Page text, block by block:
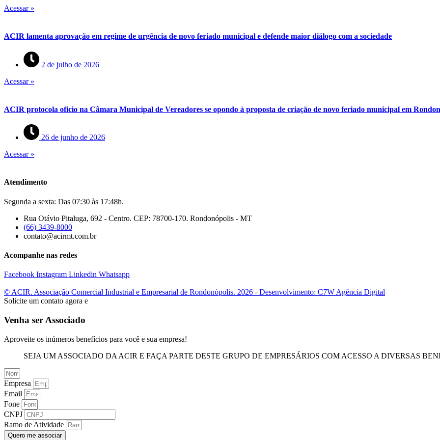
Acessar »
ACIR lamenta aprovação em regime de urgência de novo feriado municipal e defende maior diálogo com a sociedade
2 de julho de 2026
Acessar »
ACIR protocola oficio na Câmara Municipal de Vereadores se opondo à proposta de criação de novo feriado municipal em
26 de junho de 2026
Acessar »
Atendimento
Segunda a sexta: Das 07:30 às 17:48h.
Rua Otávio Pitaluga, 692 - Centro. CEP: 78700-170. Rondonópolis - MT
(66) 3439-8000
contato@acirmt.com.br
Acompanhe nas redes
Facebook Instagram Linkedin Whatsapp
© ACIR. Associação Comercial Industrial e Empresarial de Rondonópolis. 2026 - Desenvolvimento: C7W Agência Digital
Solicite um contato agora e
Venha ser Associado
Aproveite os inúmeros benefícios para você e sua empresa!
SEJA UM ASSOCIADO DA ACIR E FAÇA PARTE DESTE GRUPO DE EMPRESÁRIOS COM ACESSO A DIVERSAS
Empresa
Email
Fone
CNPJ
Ramo de Atividade
Quero me associar